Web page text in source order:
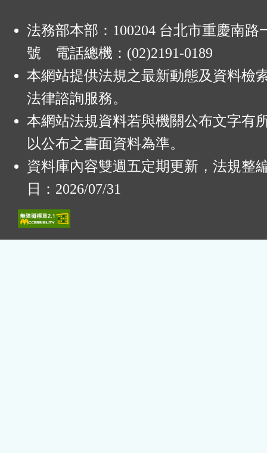
法務部本部：100204 台北市重慶南路
號 電話總機：(02)2191-0189
本網站提供法規之最新動態及資料檢
法律諮詢服務。
本網站法規資料若與機關公布文字有
以公布之書面資料為準。
資料庫內容雙週五定期更新，法規整
日：2026/07/31